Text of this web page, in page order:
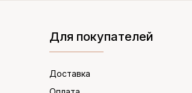
Для покупателей
Доставка